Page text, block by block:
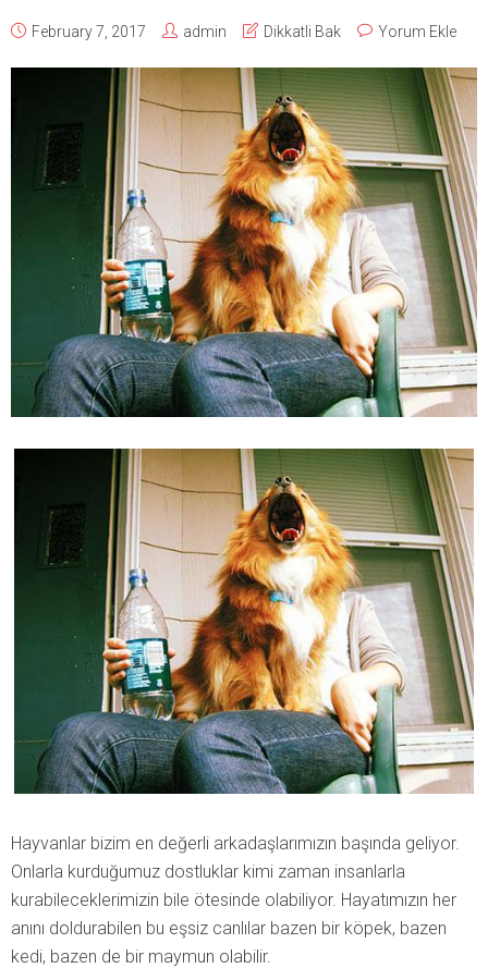
February 7, 2017 admin Dikkatli Bak Yorum Ekle
Hayvanlar bizim en değerli arkadaşlarımızın başında geliyor.
Onlarla kurduğumuz dostluklar kimi zaman insanlarla
kurabileceklerimizin bile ötesinde olabiliyor. Hayatımızın her
anını doldurabilen bu eşsiz canlılar bazen bir köpek, bazen
kedi, bazen de bir maymun olabilir.